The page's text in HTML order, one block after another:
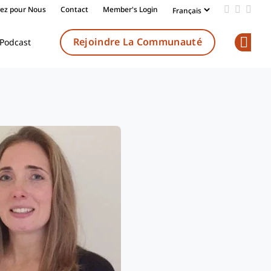
pour Nous Contact Member's Login Add us
Follow
Rejoindre La Communauté